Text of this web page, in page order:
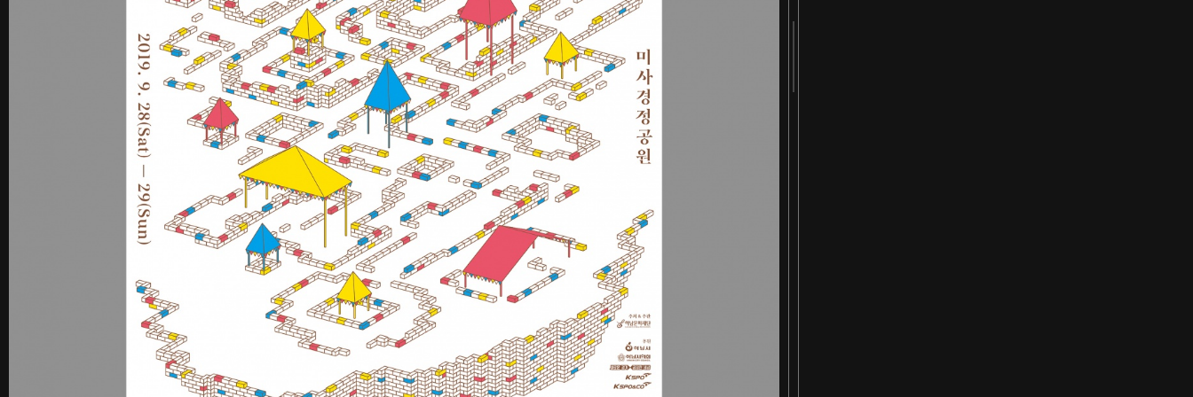
2018
2017
2016
2015
2014
2013
2012
2011
《불연속의 접점들》 도록 꽃길 포스터
Graphic
숨 프로젝트 웹사이트
Website